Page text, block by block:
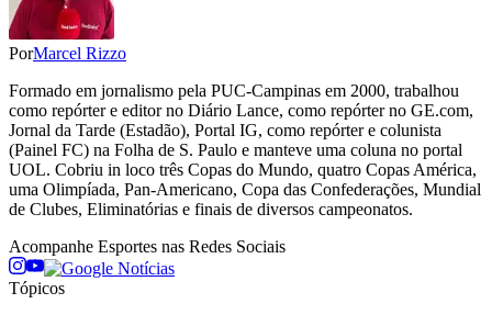
PorMarcel Rizzo
Formado em jornalismo pela PUC-Campinas em 2000, trabalhou
como repórter e editor no Diário Lance, como repórter no GE.com,
Jornal da Tarde (Estadão), Portal IG, como repórter e colunista
(Painel FC) na Folha de S. Paulo e manteve uma coluna no portal
UOL. Cobriu in loco três Copas do Mundo, quatro Copas América,
uma Olimpíada, Pan-Americano, Copa das Confederações, Mundial
de Clubes, Eliminatórias e finais de diversos campeonatos.
Acompanhe Esportes nas Redes Sociais
Tópicos